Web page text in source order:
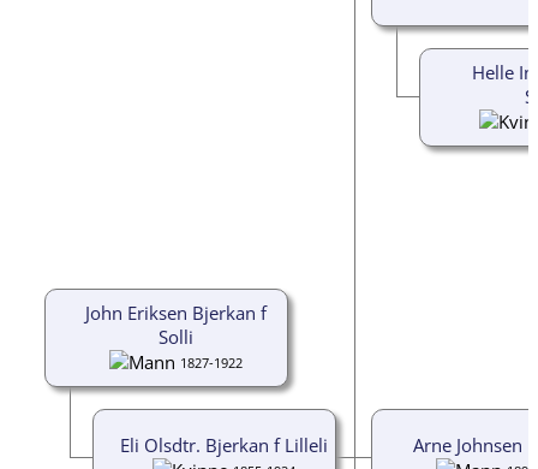
Helle
Arne Johnsen
John Eriksen Bjerkan f
Solli
1827-1922
Eli Olsdtr. Bjerkan f Lilleli